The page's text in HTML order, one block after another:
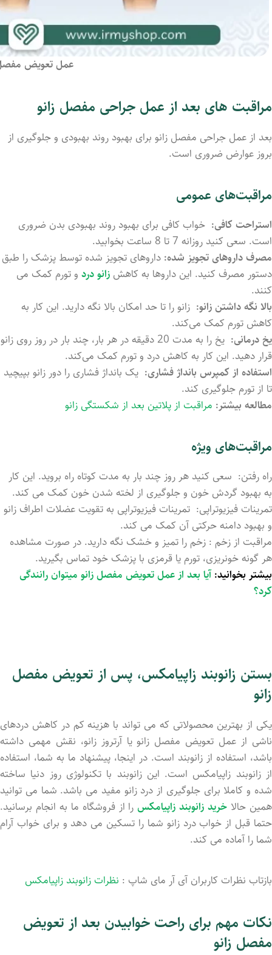
عمل تعویض مفصل
مراقبت های بعد از عمل جراحی مفصل زانو
بعد از عمل جراحی مفصل زانو برای بهبود روند بهبودی و جلوگیری از
بروز عوارض ضروری است.
مراقبت‌های عمومی
استراحت کافی: خواب کافی برای بهبود روند بهبودی بدن ضروری
است. سعی کنید روزانه 7 تا 8 ساعت بخوابید.
مصرف داروهای تجویز شده: داروهای تجویز شده توسط پزشک را طبق
دستور مصرف کنید. این داروها به کاهش زانو درد و تورم کمک می‌
کنند.
بالا نگه داشتن زانو: زانو را تا حد امکان بالا نگه دارید. این کار به
کاهش تورم کمک می‌کند.
یخ درمانی:
یخ را به مدت 20 دقیقه در هر بار، چند بار در روز روی زانو
قرار دهید. این کار به کاهش درد و تورم کمک می‌کند.
استفاده از کمپرس بانداژ فشاری: یک بانداژ فشاری را دور زانو بپیچید
تا از تورم جلوگیری کند.
مطالعه بیشتر: مراقبت از پلاتین بعد از شکستگی زانو
مراقبت‌های ویژه
راه رفتن: سعی کنید هر روز چند بار به مدت کوتاه راه بروید. این کار
به بهبود گردش خون و جلوگیری از لخته شدن خون کمک می ‌کند.
تمرینات فیزیوتراپی: تمرینات فیزیوتراپی به تقویت عضلات اطراف زانو
و بهبود دامنه حرکتی آن کمک می‌ کند.
مراقبت از زخم : زخم را تمیز و خشک نگه دارید. در صورت مشاهده
هر گونه خونریزی، تورم یا قرمزی با پزشک خود تماس بگیرید.
بیشتر بخوانید: آیا بعد از عمل تعویض مفصل زانو میتوان رانندگی
کرد؟
بستن زانوبند زاپیامکس، پس از تعویض مفصل
زانو
یکی از بهترین محصولاتی که می تواند با هزینه کم در کاهش دردهای
ناشی از عمل تعویض مفصل زانو یا آرتروز زانو، نقش مهمی داشته
باشد، استفاده از زانوبند است. در اینجا، پیشنهاد ما به شما، استفاده
از زانوبند زاپیامکس است. این زانوبند با تکنولوژی روز دنیا ساخته
شده و کاملا برای جلوگیری از درد زانو مفید می باشد. شما می توانید
همین حالا خرید زانوبند زاپیامکسرا از فروشگاه ما به انجام برسانید.
حتما قبل از خواب درد زانو شما را تسکین می دهد و برای خواب آرام
شما را آماده می کند.
بازتاب نظرات کاربران آی آر مای شاپ : نظرات زانوبند زاپیامکس
نکات مهم برای راحت خوابیدن بعد از تعویض
مفصل زانو